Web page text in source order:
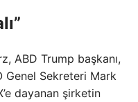
ABD Trump başkanı,
Genel Sekreteri Mark
dayanan şirketin